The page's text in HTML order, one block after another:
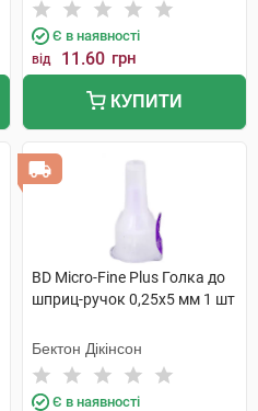
Є в наявності
від 11.60 грн
КУПИТИ
BD Micro-Fine Plus Голка до
шприц-ручок 0,25х5 мм 1 шт
Бектон Дікінсон
Є в наявності